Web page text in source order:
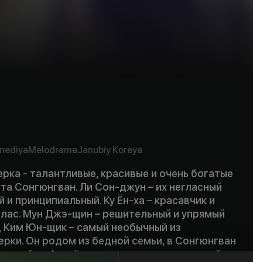
MelodramaJanubiy Koreya
- талантливые, красивые и очень богатые
Сонгюнгван. Ли Сон-джун – их негласный
принципиальный. Ку Ён-ха – красавчик и
Мун Джэ-щин – решительный и упрямый
Ким Юн-щик – самый необычный из
Он родом из бедной семьи, в Сонгюнгван
А ещё есть у него один маленький